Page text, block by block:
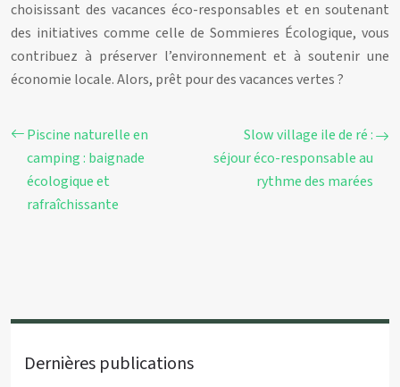
choisissant des vacances éco-responsables et en soutenant
des initiatives comme celle de Sommieres Écologique, vous
contribuez à préserver l’environnement et à soutenir une
économie locale. Alors, prêt pour des vacances vertes ?
Piscine naturelle en
camping : baignade
écologique et
rafraîchissante
Slow village ile de ré :
séjour éco-responsable au
rythme des marées
Dernières publications